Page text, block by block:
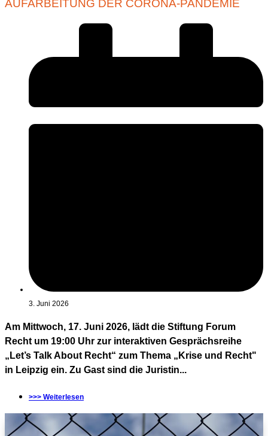
AUFARBEITUNG DER CORONA-PANDEMIE
3. Juni 2026
Am Mittwoch, 17. Juni 2026, lädt die Stiftung Forum
Recht um 19:00 Uhr zur interaktiven Gesprächsreihe
„Let’s Talk About Recht“ zum Thema „Krise und Recht"
in Leipzig ein. Zu Gast sind die Juristin...
>>> Weiterlesen